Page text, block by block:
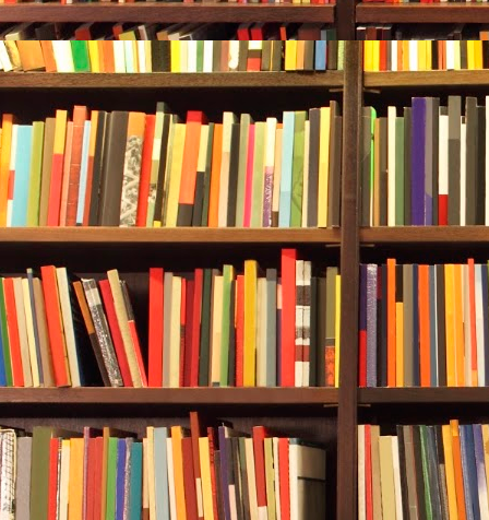
可能有这样几个原因：一是企业
不在参与活动的名单中。二是企
但仅开通了云闪付、微信支付、
一个或两个渠道，如消费者在微
但该企业并未开通微信支付，也
费者在核销时需要打开手机定位
核销失败。建议消费者在到店消
企业门店信息，并在核销时打开
申请退出活动，由于不同发放平
同，各平台关闭支付渠道、删除
一定时间差，可能会出现在特定
付渠道却仅有一个或两个可以核
不了解具体情况，出现原本可以
五是 参与活动的企业均不接受远